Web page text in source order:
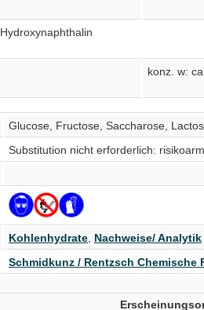
Hydroxynaphthalin
konz. w:
Glucose, Fructose, Saccharose,
Substitution nicht erforderlich:
Kohlenhydrate Nachweise/ Analytik
Schmidkunz / Rentzsch Chemische